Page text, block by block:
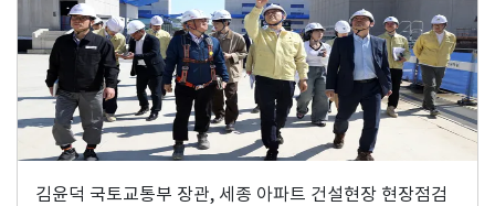
김윤덕 국토교통부 장관, 세종 아파트 건설현장 현장점검